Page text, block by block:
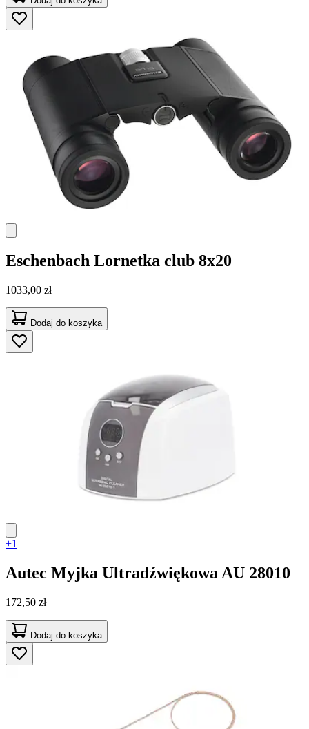
Eschenbach Lornetka club 8x20
1033,00 zł
Dodaj do koszyka
+1
Autec Myjka Ultradźwiękowa AU 28010
172,50 zł
Dodaj do koszyka